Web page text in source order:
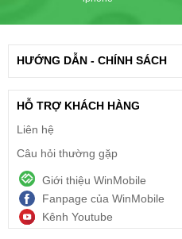
HƯỚNG DẪN - CHÍNH SÁCH
HỖ TRỢ KHÁCH HÀNG
Liên hệ
Câu hỏi thường gặp
Giới thiệu WinMobile
Fanpage của WinMobile
Kênh Youtube